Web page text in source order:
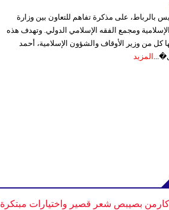
بالرباط، على مذكرة تفاهم للتعاون بين وزارة
ومجمع الفقه الإسلامي الدولي. وتهدف هذه
كل من وزير الأوقاف والشؤون الإسلامية، أحمد
المزيد
بصيبص شعر قصير واختيارات مبتكرة